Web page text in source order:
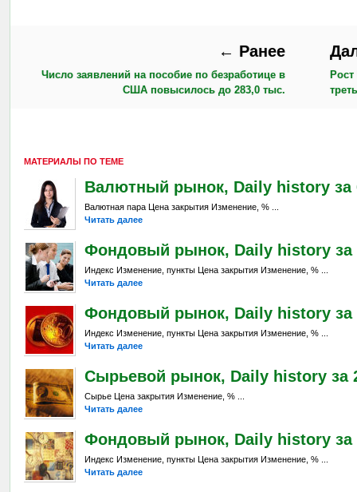
← Ранее
Число заявлений на пособие по безработице в
США повысилось до 283,0 тыс.
МАТЕРИАЛЫ ПО ТЕМЕ
Валютный рынок, Daily history за
Валютная пара Цена закрытия Изменение, % ...
Читать далее
Фондовый рынок, Daily history за
Индекс Изменение, пункты Цена закрытия Изменение, % ...
Читать далее
Фондовый рынок, Daily history за
Индекс Изменение, пункты Цена закрытия Изменение, % ...
Читать далее
Сырьевой рынок, Daily history за
Сырье Цена закрытия Изменение, % ...
Читать далее
Фондовый рынок, Daily history за
Индекс Изменение, пункты Цена закрытия Изменение, % ...
Читать далее